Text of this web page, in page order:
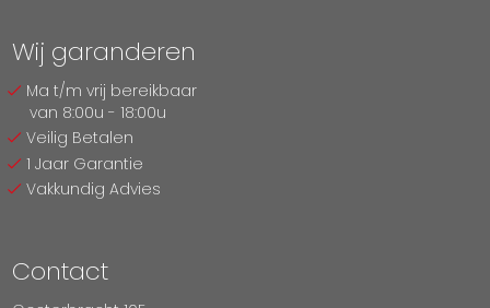
Wij garanderen
Ma t/m vrij bereikbaar
van 8:00u - 18:00u
Veilig Betalen
1 Jaar Garantie
Vakkundig Advies
Contact